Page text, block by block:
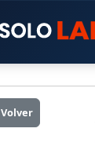
Volver